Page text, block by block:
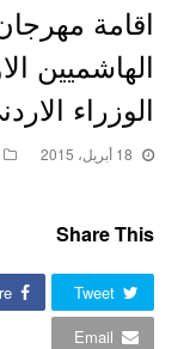
اقامة
الهاشميين
الوزراء الاردني
18 أبريل، 2015
Share This
Tweet
Email